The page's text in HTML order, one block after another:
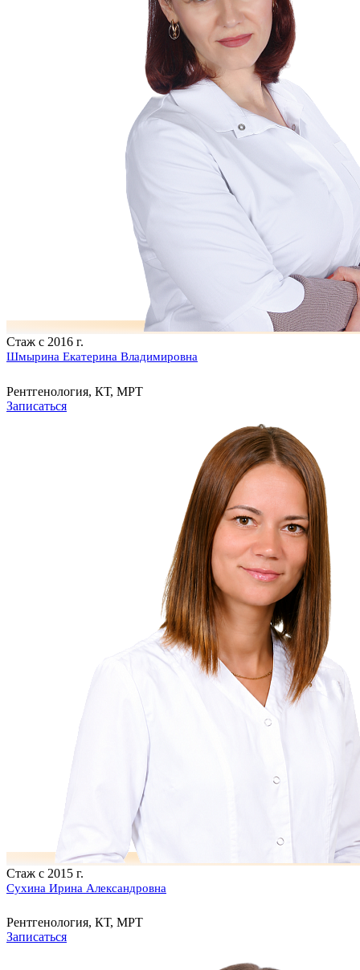
Стаж с 2016 г.
Шмырина Екатерина Владимировна
Рентгенология, КТ, МРТ
Записаться
Стаж с 2015 г.
Сухина Ирина Александровна
Рентгенология, КТ, МРТ
Записаться